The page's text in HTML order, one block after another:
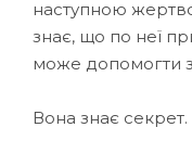
наступною
знає, що по неї
може допомогти
Вона знає секрет.